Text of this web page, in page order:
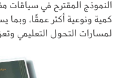
النموذج المقترح في سياقات
كمية ونوعية أكثر عمقًا،
لمسارات التحول التعليمي